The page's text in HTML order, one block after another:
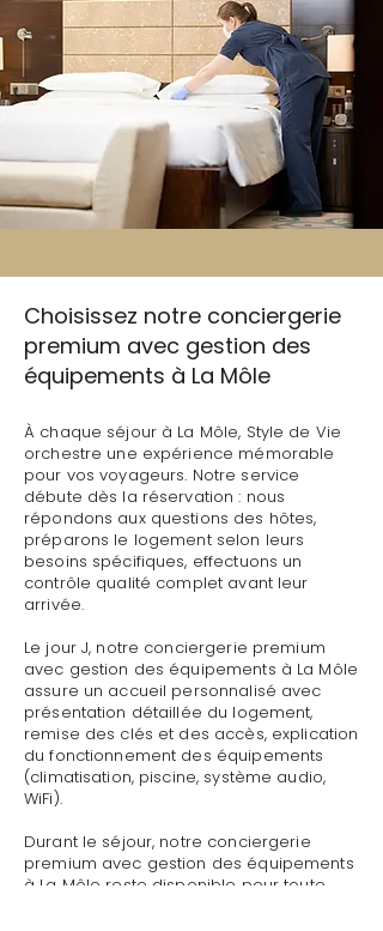
Choisissez notre conciergerie
premium avec gestion des
équipements à La Môle
À chaque séjour à La Môle, Style de Vie
orchestre une expérience mémorable
pour vos voyageurs. Notre service
débute dès la réservation : nous
répondons aux questions des hôtes,
préparons le logement selon leurs
besoins spécifiques, effectuons un
contrôle qualité complet avant leur
arrivée.
Le jour J, notre conciergerie premium
avec gestion des équipements à La Môle
assure un accueil personnalisé avec
présentation détaillée du logement,
remise des clés et des accès, explication
du fonctionnement des équipements
(climatisation, piscine, système audio,
WiFi).
Durant le séjour, notre conciergerie
premium avec gestion des équipements
à La Môle reste disponible pour toute